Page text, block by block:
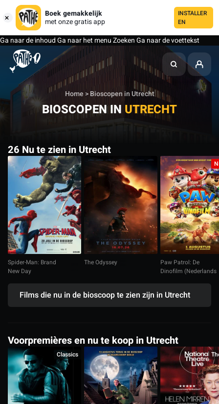
Boek gemakkelijk
met onze gratis app
INSTALLER
EN
Ga naar de inhoudGa naar het menuZoekenGa naar de voettekst
Home > Bioscopen in Utrecht
BIOSCOPEN IN UTRECHT
26 Nu te zien in Utrecht
Spider-Man: Brand
New Day
The Odyssey
Paw Patrol: De
Dinofilm (Nederlands
Films die nu in de bioscoop te zien zijn in Utrecht
Voorpremières en nu te koop in Utrecht
Classics